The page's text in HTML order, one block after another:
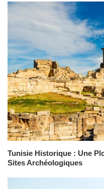
Tunisie Historique : Une
Sites Archéologiques